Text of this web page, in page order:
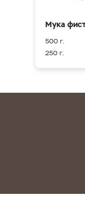
Мука
500 г.
250 г.